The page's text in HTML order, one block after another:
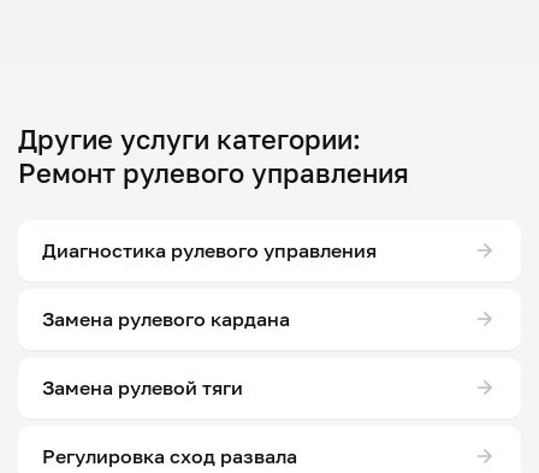
Другие услуги категории:
Ремонт рулевого управления
Диагностика рулевого управления
Замена рулевого кардана
Замена рулевой тяги
Регулировка сход развала